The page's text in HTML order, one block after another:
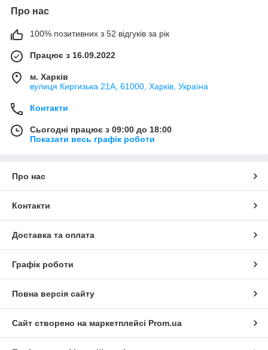
Про нас
100% позитивних з 52 відгуків за рік
Працює з 16.09.2022
м. Харків
вулиця Киргизька 21А, 61000, Харків, Україна
Контакти
Сьогодні працює з 09:00 до 18:00
Показати весь графік роботи
Про нас
Контакти
Доставка та оплата
Графік роботи
Повна версія сайту
Сайт створено на маркетплейсі Prom.ua